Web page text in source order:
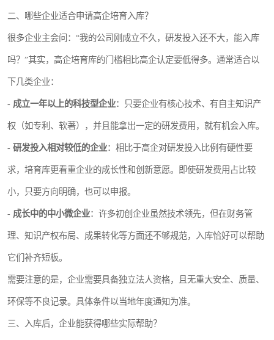
二、哪些企业适合申请高企培育入库？
很多企业主会问：“我的公司刚成立不久，研发投入还不大，能入库
吗？”其实，高企培育库的门槛相比高企认定要低得多。通常适合以
下几类企业：
- 成立一年以上的科技型企业：只要企业有核心技术、有自主知识产
权（如专利、软著），并且能拿出一定的研发费用，就有机会入库。
- 研发投入相对较低的企业：相比于高企对研发投入比例有硬性要
求，培育库更看重企业的成长性和创新意愿。即使研发费用占比较
小，只要方向明确，也可以申报。
- 成长中的中小微企业：许多初创企业虽然技术领先，但在财务管
理、知识产权布局、成果转化等方面还不够规范，入库恰好可以帮助
它们补齐短板。
需要注意的是，企业需要具备独立法人资格，且无重大安全、质量、
环保等不良记录。具体条件以当地年度通知为准。
三、入库后，企业能获得哪些实际帮助？